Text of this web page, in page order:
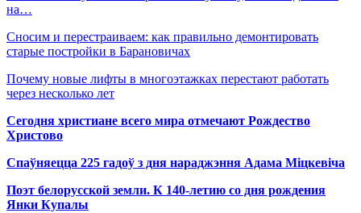
на…
Сносим и перестраиваем: как правильно демонтировать
старые постройки в Барановичах
Почему новые лифты в многоэтажках перестают работать
через несколько лет
Сегодня христиане всего мира отмечают Рождество
Христово
Спаўняецца 225 гадоў з дня нараджэння Адама Міцкевіча
Поэт белорусской земли. К 140-летию со дня рождения
Янки Купалы